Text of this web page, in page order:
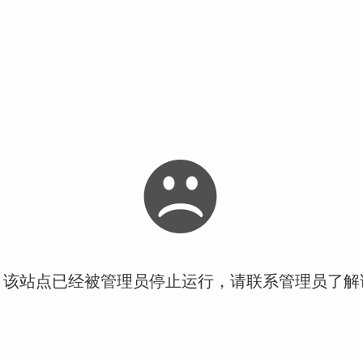
站点已经被管理员停止运行，请联系管理员了